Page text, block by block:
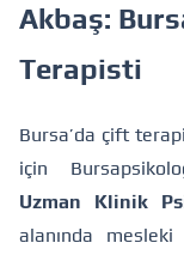
Akbaş:
Terapisti
Bursa’da çift
için
Uzman Klinik
alanında